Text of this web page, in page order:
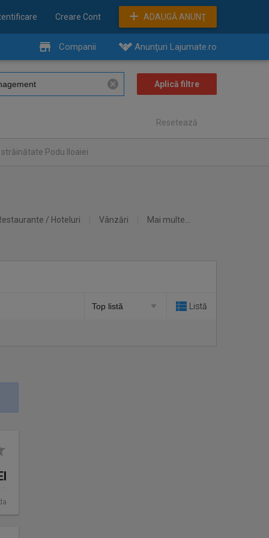
Creare Cont ADAUGĂ ANUNŢ
Companii Anunţuri Lajumate.ro
Resetează
Podu Iloaiei
/ Hoteluri Vânzări Mai multe...
Listă